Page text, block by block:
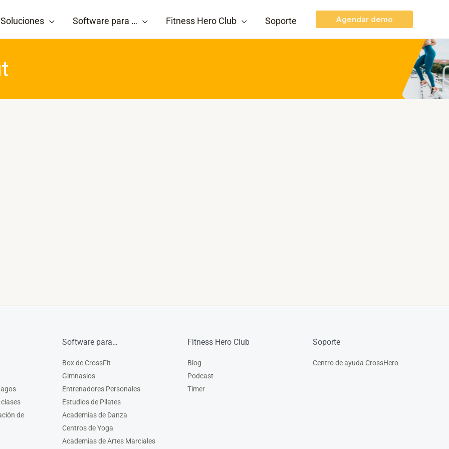
Soluciones Software para … Fitness Hero Club Soporte Agendar demo
de
Software para…
Box de CrossFit
Gimnasios
Entrenadores Personales
Estudios de Pilates
Academias de Danza
Centros de Yoga
Academias de Artes Marciales
Fitness Hero Club
Blog
Podcast
Timer
Soporte
Centro de ayuda CrossHero